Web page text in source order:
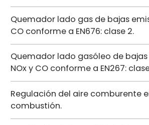
Quemador lado gas de bajas
CO conforme a EN676: clase 2.
Quemador lado gasóleo de
NOx y CO conforme a EN267:
Regulación del aire comburente
combustión.